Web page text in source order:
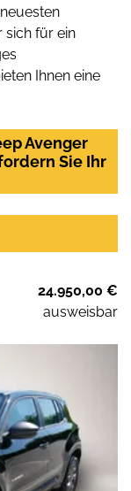
sich für ein
Ihnen eine
Avenger
Sie Ihr
24.950,00 €
ausweisbar